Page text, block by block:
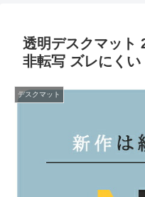
透明デスクマット
非転写 ズレにくい
デスクマット